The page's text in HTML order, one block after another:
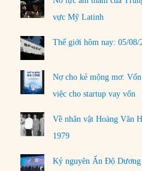
vực Mỹ Latinh
Thế giới hôm nay: 05/08/
Nợ cho kẻ mộng mơ:
việc cho startup vay vốn
Về nhân vật Hoàng Văn
1979
Kỷ nguyên Ấn Độ